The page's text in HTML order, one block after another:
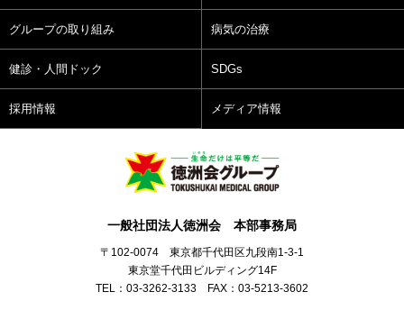
グループの取り組み 病気の治療
健診・人間ドック SDGs
採用情報 メディア情報
一般社団法人徳洲会 本部事務局
〒102-0074 東京都千代田区九段南1-3-1
東京堂千代田ビルディング14F
TEL：03-3262-3133 FAX：03-5213-3602